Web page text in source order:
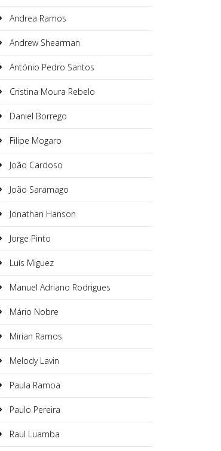
Andrea Ramos
Andrew Shearman
António Pedro Santos
Cristina Moura Rebelo
Daniel Borrego
Filipe Mogaro
João Cardoso
João Saramago
Jonathan Hanson
Jorge Pinto
Luís Miguez
Manuel Adriano Rodrigues
Mário Nobre
Mirian Ramos
Melody Lavin
Paula Ramoa
Paulo Pereira
Raul Luamba